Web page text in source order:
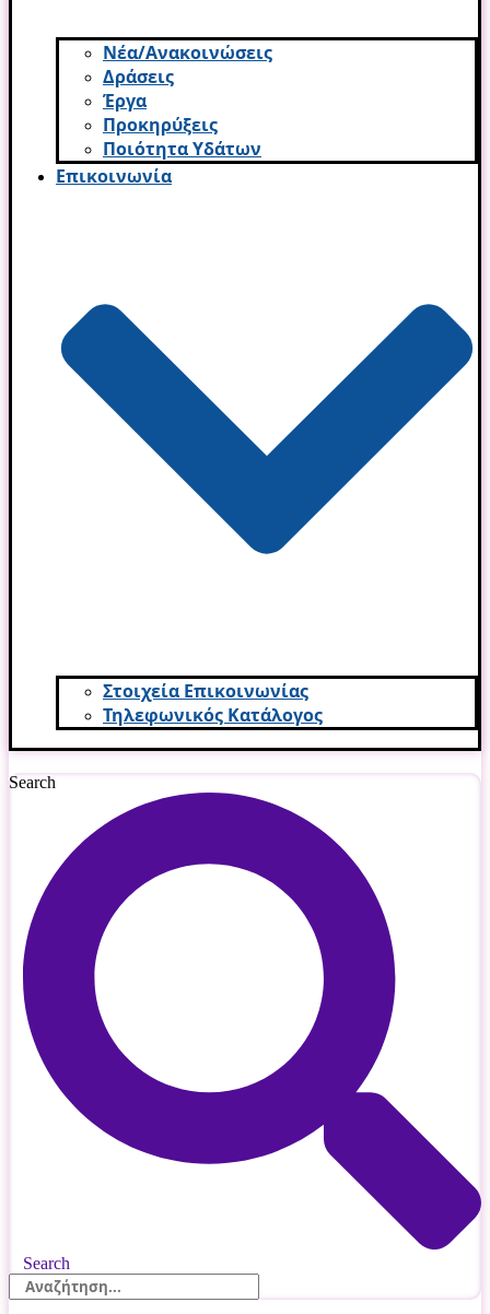
Νέα/Ανακοινώσεις
Δράσεις
Έργα
Προκηρύξεις
Ποιότητα Υδάτων
Επικοινωνία
Στοιχεία Επικοινωνίας
Τηλεφωνικός Κατάλογος
Search
Search